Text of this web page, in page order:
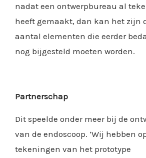
nadat een ontwerpbureau al
heeft gemaakt, dan kan het zijn
aantal elementen die eerder
nog bijgesteld moeten worden.
Partnerschap
Dit speelde onder meer bij de
van de endoscoop. ‘Wij hebben
tekeningen van het prototype